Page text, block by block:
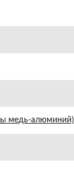
медь-алюминий)